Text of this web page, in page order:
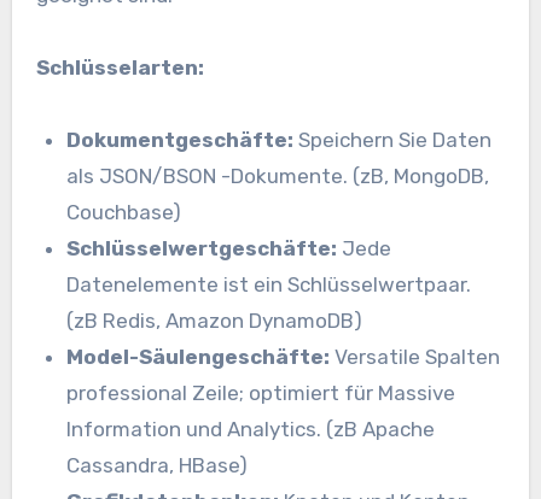
Schlüsselarten:
Dokumentgeschäfte: Speichern Sie Daten
als JSON/BSON -Dokumente. (zB, MongoDB,
Couchbase)
Schlüsselwertgeschäfte: Jede
Datenelemente ist ein Schlüsselwertpaar.
(zB Redis, Amazon DynamoDB)
Model-Säulengeschäfte: Versatile Spalten
professional Zeile; optimiert für Massive
Information und Analytics. (zB Apache
Cassandra, HBase)